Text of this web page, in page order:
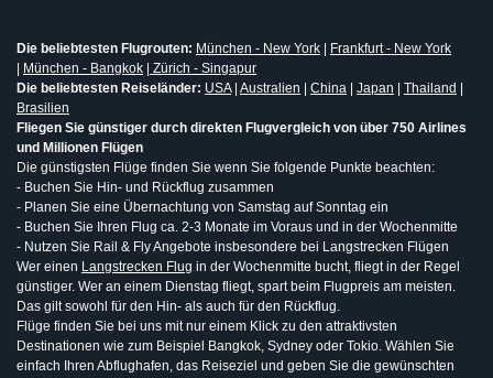
Die beliebtesten Flugrouten: München - New York
Frankfurt - New York
München - Bangkok
Zürich - Singapur
Die beliebtesten Reiseländer: USA| Australien China Japan Thailand
Brasilien
Fliegen Sie günstiger durch direkten Flugvergleich von über 750 Airlines
und Millionen Flügen
Die günstigsten Flüge finden Sie wenn Sie folgende Punkte beachten:
- Buchen Sie Hin- und Rückflug zusammen
- Planen Sie eine Übernachtung von Samstag auf Sonntag ein
- Buchen Sie Ihren Flug ca. 2-3 Monate im Voraus und in der Wochenmitte
- Nutzen Sie Rail & Fly Angebote insbesondere bei Langstrecken Flügen
Wer einen Langstrecken Flug in der Wochenmitte bucht, fliegt in der Regel
günstiger. Wer an einem Dienstag fliegt, spart beim Flugpreis am meisten.
Das gilt sowohl für den Hin- als auch für den Rückflug.
Flüge finden Sie bei uns mit nur einem Klick zu den attraktivsten
Destinationen wie zum Beispiel Bangkok, Sydney oder Tokio. Wählen Sie
einfach Ihren Abflughafen, das Reiseziel und geben Sie die gewünschten